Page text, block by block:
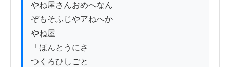
やね屋さんおめへなん
ぞもそふじやアねへか
やね屋
「ほんとうにさ
つくろひしごと